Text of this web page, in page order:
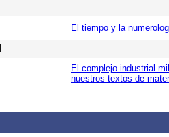
El tiempo y la
El complejo industrial
nuestros textos de